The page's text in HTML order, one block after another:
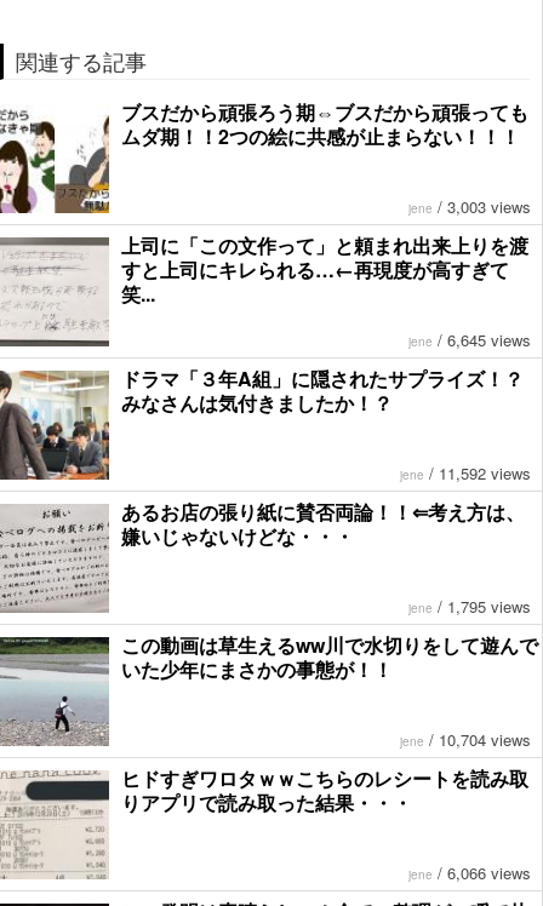
関連する記事
ブスだから頑張ろう期⇔ブスだから頑張っても
ムダ期！！2つの絵に共感が止まらない！！！
jene / 3,003 views
上司に「この文作って」と頼まれ出来上りを渡
すと上司にキレられる…←再現度が高すぎて
笑...
jene / 6,645 views
ドラマ「３年A組」に隠されたサプライズ！？
みなさんは気付きましたか！？
jene / 11,592 views
あるお店の張り紙に賛否両論！！⇐考え方は、
嫌いじゃないけどな・・・
jene / 1,795 views
この動画は草生えるww川で水切りをして遊んで
いた少年にまさかの事態が！！
jene / 10,704 views
ヒドすぎワロタｗｗこちらのレシートを読み取
りアプリで読み取った結果・・・
jene / 6,066 views